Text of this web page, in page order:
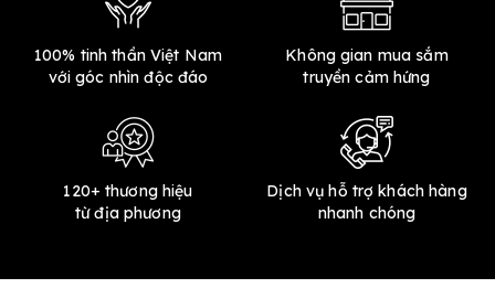
100% tinh thần Việt Nam
với góc nhìn độc đáo
Không gian mua sắm
truyền cảm hứng
120+ thương hiệu
từ địa phương
Dịch vụ hỗ trợ khách hàng
nhanh chóng